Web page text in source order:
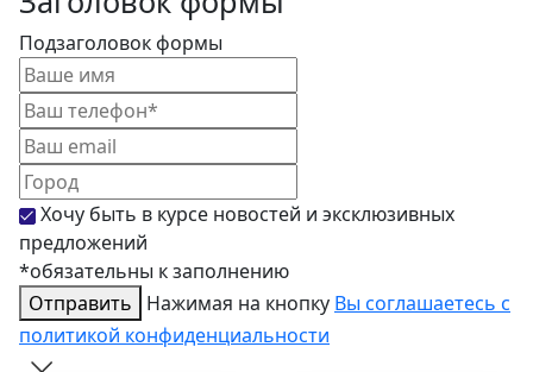
Кровати
Зонты
Журнальные столики
Диваны
Аксессуары
Подзаголовок формы
Хочу быть в курсе новостей и эксклюзивных
предложений
*обязательны к заполнению
Отправить
Нажимая на кнопку Вы соглашаетесь с
политикой конфиденциальности